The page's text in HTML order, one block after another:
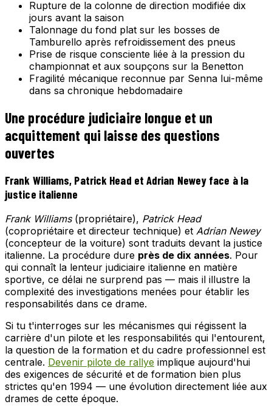
Rupture de la colonne de direction modifiée dix
jours avant la saison
Talonnage du fond plat sur les bosses de
Tamburello après refroidissement des pneus
Prise de risque consciente liée à la pression du
championnat et aux soupçons sur la Benetton
Fragilité mécanique reconnue par Senna lui-même
dans sa chronique hebdomadaire
Une procédure judiciaire longue et un
acquittement qui laisse des questions
ouvertes
Frank Williams, Patrick Head et Adrian Newey face à la
justice italienne
Frank Williams(propriétaire), Patrick Head
(copropriétaire et directeur technique) et Adrian Newey
(concepteur de la voiture) sont traduits devant la justice
italienne. La procédure dure près de dix années. Pour
qui connaît la lenteur judiciaire italienne en matière
sportive, ce délai ne surprend pas — mais il illustre la
complexité des investigations menées pour établir les
responsabilités dans ce drame.
Si tu t'interroges sur les mécanismes qui régissent la
carrière d'un pilote et les responsabilités qui l'entourent,
la question de la formation et du cadre professionnel est
centrale. Devenir pilote de rallye implique aujourd'hui
des exigences de sécurité et de formation bien plus
strictes qu'en 1994 — une évolution directement liée aux
drames de cette époque.